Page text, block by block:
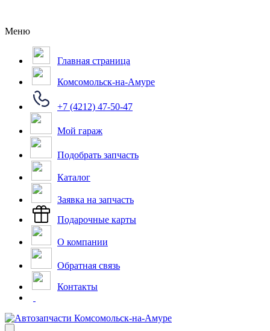
Меню
Главная страница
Комсомольск-на-Амуре
+7 (4212) 47-50-47
Мой гараж
Подобрать запчасть
Каталог
Заявка на запчасть
Подарочные карты
О компании
Обратная связь
Контакты